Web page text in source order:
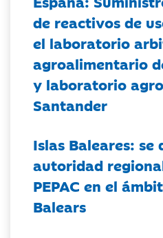
de reactivos de
el laboratorio
agroalimentario
y laboratorio
Santander
Islas Baleares: se
autoridad
PEPAC en el
Balears